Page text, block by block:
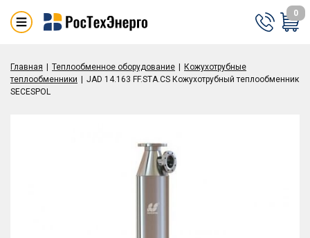
0
Главная Теплообменное оборудование
Кожухотрубные
теплообменники
JAD 14.163 FF.STA.CS Кожухотрубный теплообменник
SECESPOL